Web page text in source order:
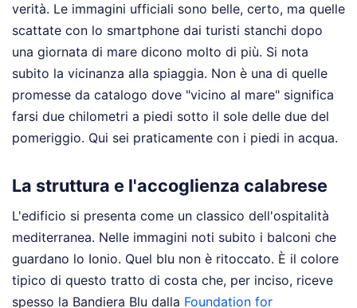
verità. Le immagini ufficiali sono belle, certo, ma quelle
scattate con lo smartphone dai turisti stanchi dopo
una giornata di mare dicono molto di più. Si nota
subito la vicinanza alla spiaggia. Non è una di quelle
promesse da catalogo dove "vicino al mare" significa
farsi due chilometri a piedi sotto il sole delle due del
pomeriggio. Qui sei praticamente con i piedi in acqua.
La struttura e l'accoglienza calabrese
L'edificio si presenta come un classico dell'ospitalità
mediterranea. Nelle immagini noti subito i balconi che
guardano lo Ionio. Quel blu non è ritoccato. È il colore
tipico di questo tratto di costa che, per inciso, riceve
spesso la Bandiera Blu dalla Foundation for